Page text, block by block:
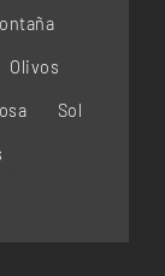
Olivos
Sol